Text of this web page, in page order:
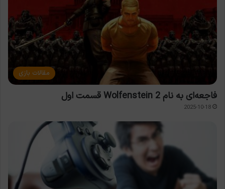
مقالات بازی
فاجعه‌ای به نام Wolfenstein 2 قسمت اول
2025-10-18